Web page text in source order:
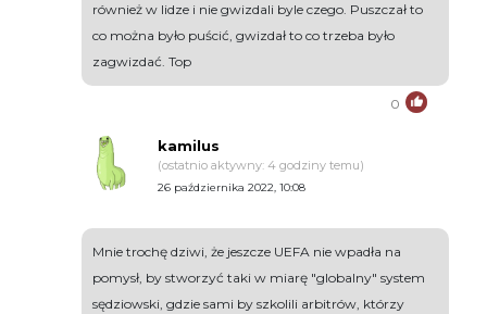
również w lidze i nie gwizdali byle czego. Puszczał to
co można było puścić, gwizdał to co trzeba było
zagwizdać. Top
0
kamilus
(ostatnio aktywny: 4 godziny temu)
26 października 2022, 10:08
Mnie trochę dziwi, że jeszcze UEFA nie wpadła na
pomysł, by stworzyć taki w miarę "globalny" system
sędziowski, gdzie sami by szkolili arbitrów, którzy